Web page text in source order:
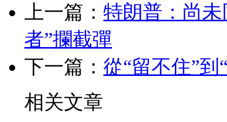
上一篇： 特朗普：尚
者”攔截彈
下一篇： 從“留不住”
相关文章